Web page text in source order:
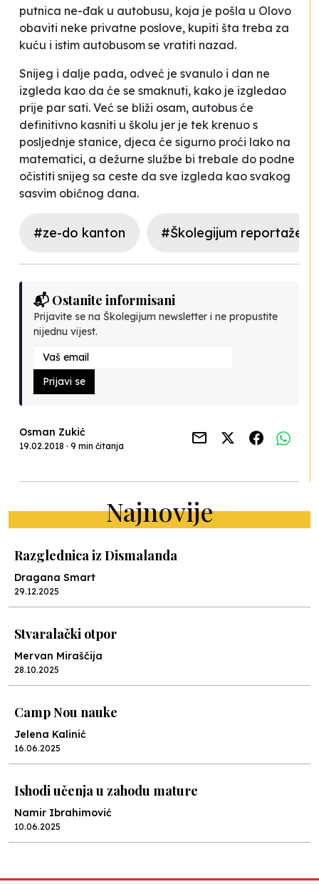
putnica ne-đak u autobusu, koja je pošla u Olovo
obaviti neke privatne poslove, kupiti šta treba za
kuću i istim autobusom se vratiti nazad.
Snijeg i dalje pada, odveć je svanulo i dan ne
izgleda kao da će se smaknuti, kako je izgledao
prije par sati. Već se bliži osam, autobus će
definitivno kasniti u školu jer je tek krenuo s
posljednje stanice, djeca će sigurno proći lako na
matematici, a dežurne službe bi trebale do podne
očistiti snijeg sa ceste da sve izgleda kao svakog
sasvim običnog dana.
#ze-do kanton #Školegijum reportaže
📬 Ostanite informisani
Prijavite se na Školegijum newsletter i ne propustite
nijednu vijest.
Prijavi se
Osman Zukić
19.02.2018 · 9 min čitanja
Najnovije
Razglednica iz Dismalanda
Dragana Smart
29.12.2025
Stvaralački otpor
Mervan Miraščija
28.10.2025
Camp Nou nauke
Jelena Kalinić
16.06.2025
Ishodi učenja u zahodu mature
Namir Ibrahimović
10.06.2025